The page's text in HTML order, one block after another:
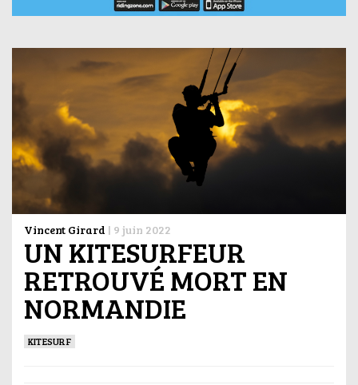
Vincent Girard | 9 juin 2022
UN KITESURFEUR
RETROUVÉ MORT EN
NORMANDIE
KITESURF